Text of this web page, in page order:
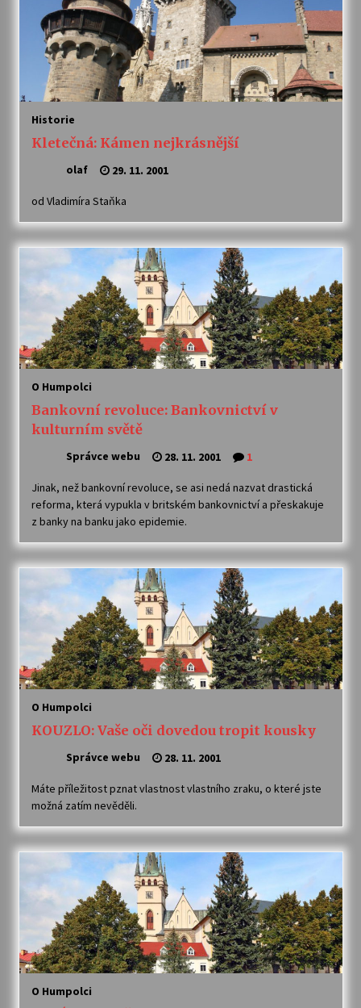
Historie
Kletečná: Kámen nejkrásnější
olaf 29. 11. 2001
od Vladimíra Staňka
O Humpolci
Bankovní revoluce: Bankovnictví v
kulturním světě
Správce webu 28. 11. 2001 1
Jinak, než bankovní revoluce, se asi nedá nazvat drastická
reforma, která vypukla v britském bankovnictví a přeskakuje
z banky na banku jako epidemie.
O Humpolci
KOUZLO: Vaše oči dovedou tropit kousky
Správce webu 28. 11. 2001
Máte příležitost pznat vlastnost vlastního zraku, o které jste
možná zatím nevěděli.
O Humpolci